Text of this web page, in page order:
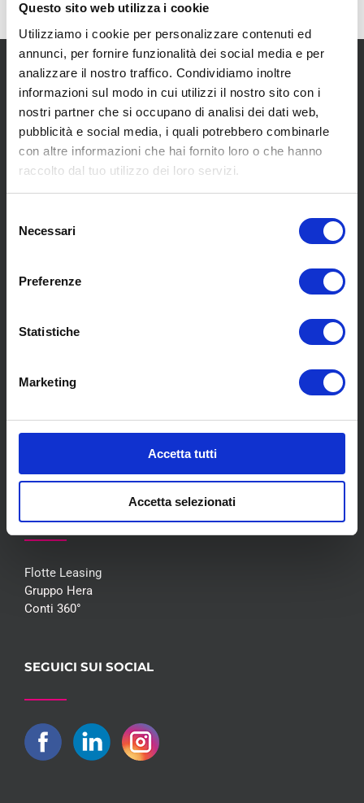
Questo sito web utilizza i cookie
Utilizziamo i cookie per personalizzare contenuti ed
annunci, per fornire funzionalità dei social media e per
analizzare il nostro traffico. Condividiamo inoltre
informazioni sul modo in cui utilizzi il nostro sito con i
nostri partner che si occupano di analisi dei dati web,
pubblicità e social media, i quali potrebbero combinarle
con altre informazioni che hai fornito loro o che hanno
raccolto dal tuo utilizzo dei loro servizi.
delNecessari
Preferenze
Statistiche
Marketing
Accetta tutti
Accetta selezionati
SCOPRI I NOSTRI CENTRI
Chi siamo
Meccanica
Blog
COLLABORAZIONI
Flotte Leasing
Gruppo Hera
Conti 360°
SEGUICI SUI SOCIAL